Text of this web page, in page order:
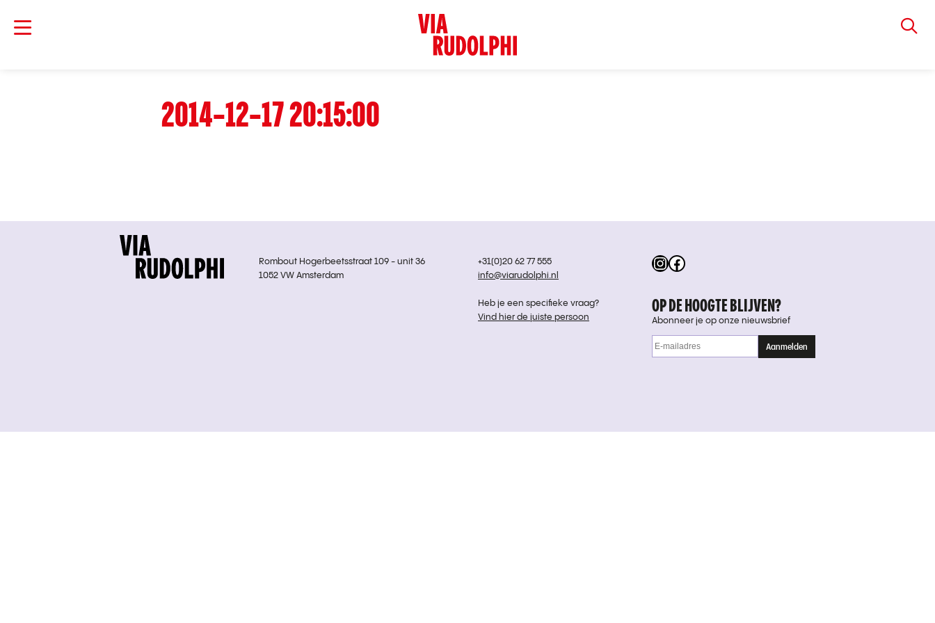
2014-12-17 20:15:00
Instagram
Facebook
Rombout Hogerbeetsstraat 109 - unit 36
1052 VW Amsterdam
+31(0)20 62 77 555
info@viarudolphi.nl
Heb je een specifieke vraag?
Vind hier de juiste persoon
OP DE HOOGTE BLIJVEN?
Abonneer je op onze nieuwsbrief